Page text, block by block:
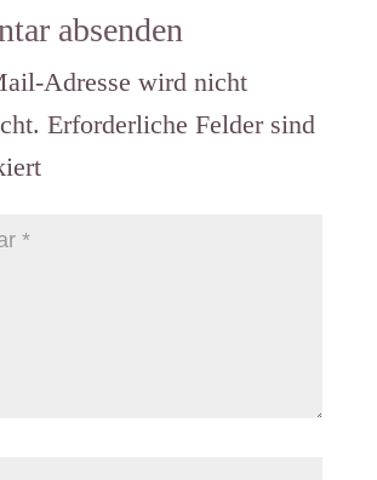
inabsenden
Adresse wird nicht
Erforderliche Felder sind